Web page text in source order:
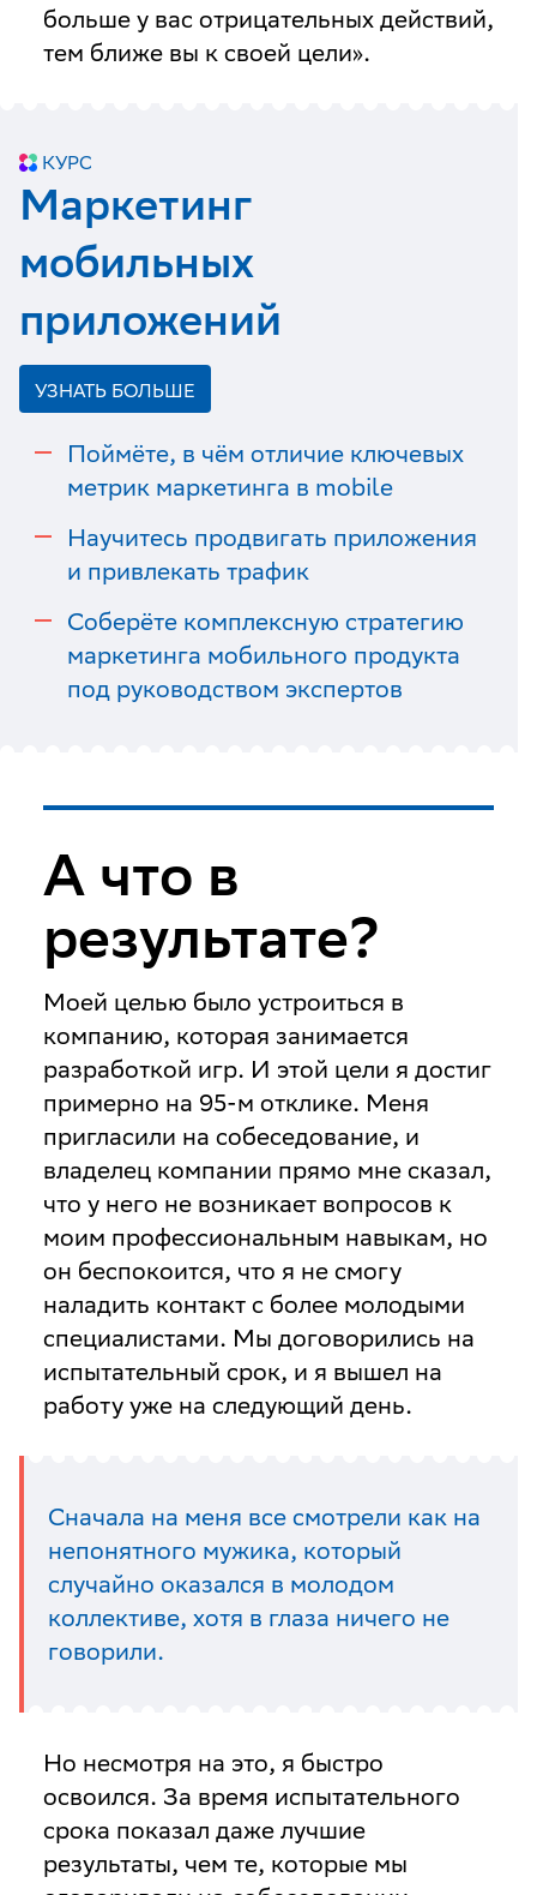
больше у вас отрицательных действий,
тем ближе вы к своей цели».
КУРС
Маркетинг
мобильных
приложений
УЗНАТЬ БОЛЬШЕ
Поймёте, в чём отличие ключевых
метрик маркетинга в mobile
Научитесь продвигать приложения
и привлекать трафик
Соберёте комплексную стратегию
маркетинга мобильного продукта
под руководством экспертов
А что в
результате?
Моей целью было устроиться в
компанию, которая занимается
разработкой игр. И этой цели я достиг
примерно на 95-м отклике. Меня
пригласили на собеседование, и
владелец компании прямо мне сказал,
что у него не возникает вопросов к
моим профессиональным навыкам, но
он беспокоится, что я не смогу
наладить контакт с более молодыми
специалистами. Мы договорились на
испытательный срок, и я вышел на
работу уже на следующий день.
Сначала на меня все смотрели как на
непонятного мужика, который
случайно оказался в молодом
коллективе, хотя в глаза ничего не
говорили.
Но несмотря на это, я быстро
освоился. За время испытательного
срока показал даже лучшие
результаты, чем те, которые мы